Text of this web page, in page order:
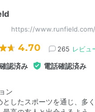
https://www.runfield.com/
4.70 265 レビュ
認済み 電話確認済み
ン
としたスポーツを通じ、多